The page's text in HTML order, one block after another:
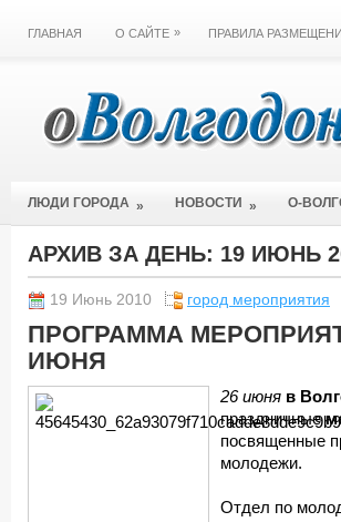
ГЛАВНАЯ О САЙТЕ » ПРАВИЛА
ЛЮДИ ГОРОДА » НОВОСТИ » О-
АРХИВ ЗА ДЕНЬ: 19 ИЮНЬ
19 Июнь 2010 город мероприятия
ПРОГРАММА
ИЮНЯ
26 июня в
праздничные
посвященные
молодежи.
Отдел по